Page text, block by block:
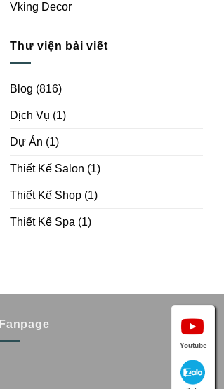
Vking Decor
Thư viện bài viết
Blog (816)
Dịch Vụ (1)
Dự Án (1)
Thiết Kế Salon (1)
Thiết Kế Shop (1)
Thiết Kế Spa (1)
Fanpage
Youtube